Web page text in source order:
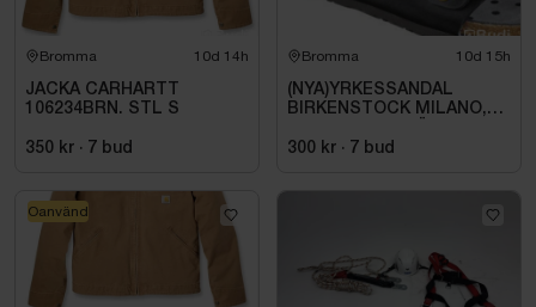
Bromma 10d 14h
JACKA CARHARTT
106234BRN. STL S
350 kr · 7 bud
Bromma 10d 15h
(NYA)YRKESSANDAL
BIRKENSTOCK MILANO,
SVART. STL 42
300 kr · 7 bud
Oanvänd